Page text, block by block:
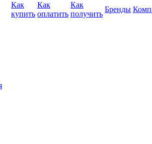
Как
купить
Как
оплатить
Как
получить
Бренды